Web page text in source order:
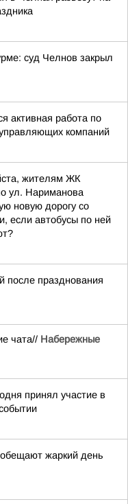
суд Челнов закрыл
активная работа по
компаний
жителям ЖК
ул. Нариманова
новую дорогу со
если автобусы по ней
после празднования
чата// Набережные
принял участие в
жаркий день